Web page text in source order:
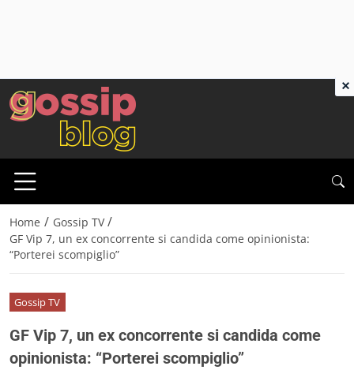
Home / Gossip TV /
GF Vip 7, un ex concorrente si candida come opinionista:
“Porterei scompiglio”
Gossip TV
GF Vip 7, un ex concorrente si candida come
opinionista: “Porterei scompiglio”
×